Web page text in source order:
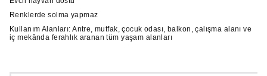
Renklerde solma yapmaz
Kullanım Alanları: Antre, mutfak, çocuk odası, balkon, çalışma alanı ve
iç mekânda ferahlık aranan tüm yaşam alanları